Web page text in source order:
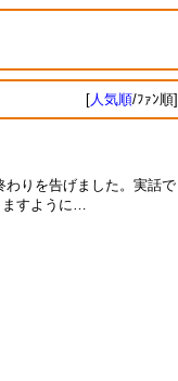
[人気順/ﾌｧﾝ順]
りを告げました。実話で
ますように…